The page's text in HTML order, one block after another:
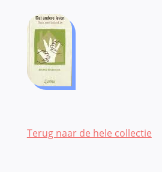
Terug naar de hele collectie